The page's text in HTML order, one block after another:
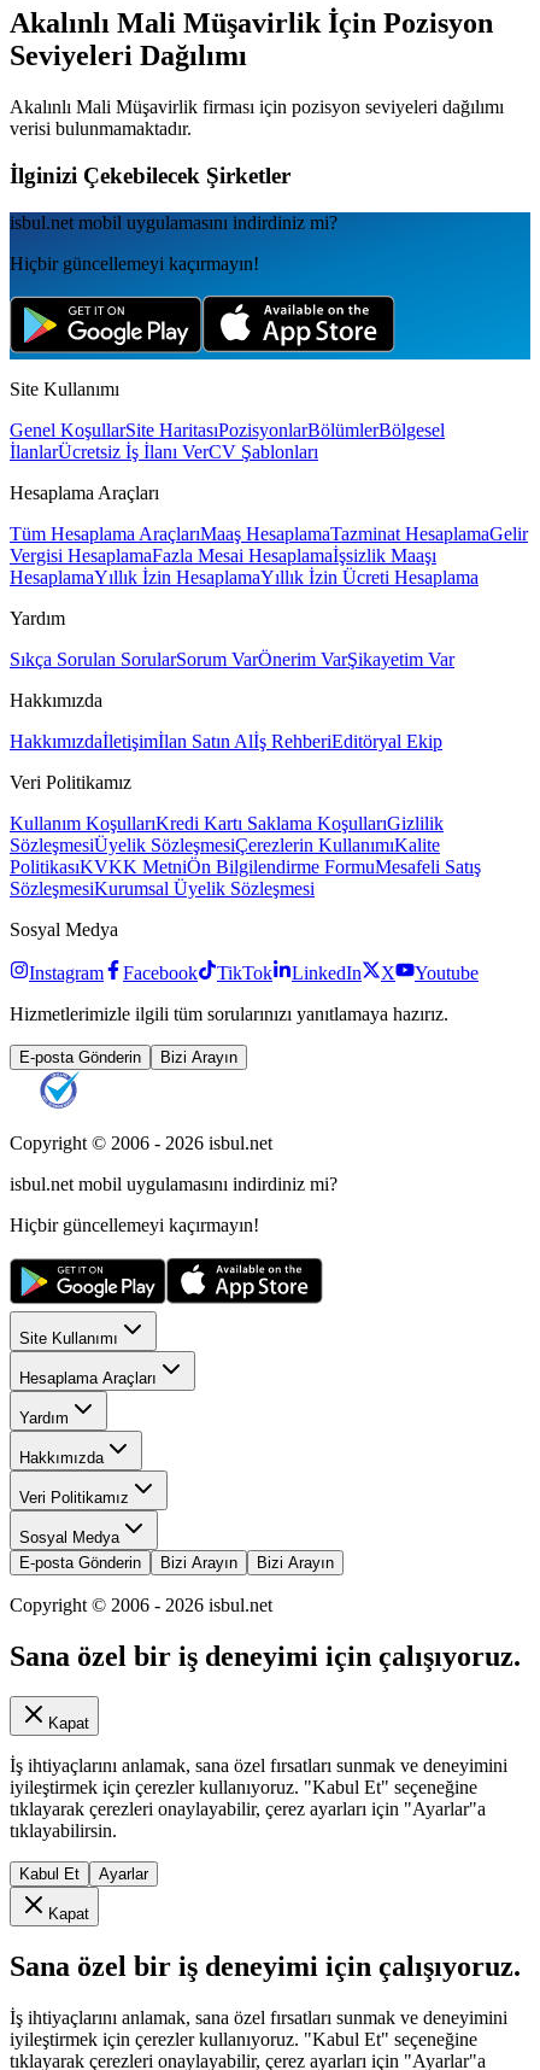
Akalınlı Mali Müşavirlikİçin Pozisyon
Seviyeleri Dağılımı
Akalınlı Mali Müşavirlik firması için pozisyon seviyeleri dağılımı
verisi bulunmamaktadır.
İlginizi Çekebilecek Şirketler
isbul.net mobil uygulamаsını indirdiniz mi?
Hiçbir güncellemeyi kaçırmayın!
Site Kullanımı
Genel KoşullarSite HaritasıPozisyonlarBölümlerBölgesel
İlanlarÜcretsiz İş İlanı VerCV Şablonları
Hesaplama Araçları
Tüm Hesaplama AraçlarıMaaş HesaplamaTazminat HesaplamaGelir
Vergisi HesaplamaFazla Mesai Hesaplamaİşsizlik Maaşı
HesaplamaYıllık İzin HesaplamaYıllık İzin Ücreti Hesaplama
Yardım
Sıkça Sorulan SorularSorum VarÖnerim VarŞikayetim Var
Hakkımızda
Hakkımızdaİletişimİlan Satın Alİş RehberiEditöryal Ekip
Veri Politikamız
Kullanım KoşullarıKredi Kartı Saklama KoşullarıGizlilik
SözleşmesiÜyelik SözleşmesiÇerezlerin KullanımıKalite
PolitikasıKVKK MetniÖn Bilgilendirme FormuMesafeli Satış
SözleşmesiKurumsal Üyelik Sözleşmesi
Sosyal Medya
Instagram Facebook TikTok LinkedIn X
Youtube
Hizmetlerimizle ilgili tüm sorularınızı yanıtlamaya hazırız.
E-posta Gönderin Bizi Arayın
Copyright © 2006 - 2026 isbul.net
isbul.net mobil uygulamasını indirdiniz mi?
Hiçbir güncellemeyi kaçırmayın!
Site Kullanımı
Hesaplama Araçları
Yardım
Hakkımızda
Veri Politikamız
Sosyal Medya
E-posta Gönderin
Bizi Arayın Bizi Arayın
Copyright © 2006 - 2026 isbul.net
Sana özel bir iş deneyimi için çalışıyoruz.
Kapat
İş ihtiyaçlarını anlamak, sana özel fırsatları sunmak ve deneyimini
iyileştirmek için çerezler kullanıyoruz. "Kabul Et" seçeneğine
tıklayarak çerezleri onaylayabilir, çerez ayarları için "Ayarlar"a
tıklayabilirsin.
Kabul Et Ayarlar
Kapat
Sana özel bir iş deneyimi için çalışıyoruz.
İş ihtiyaçlarını anlamak, sana özel fırsatları sunmak ve deneyimini
iyileştirmek için çerezler kullanıyoruz. "Kabul Et" seçeneğine
tıklayarak çerezleri onaylayabilir, çerez ayarları için "Ayarlar"a